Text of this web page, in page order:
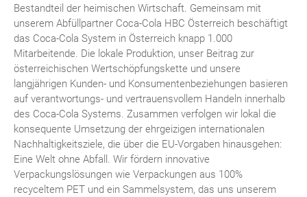
Bestandteil der heimischen Wirtschaft. Gemeinsam mit
unserem Abfüllpartner Coca-Cola HBC Österreich beschäftigt
das Coca-Cola System in Österreich knapp 1.000
Mitarbeitende. Die lokale Produktion, unser Beitrag zur
österreichischen Wertschöpfungskette und unsere
langjährigen Kunden- und Konsumentenbeziehungen basieren
auf verantwortungs- und vertrauensvollem Handeln innerhalb
des Coca-Cola Systems. Zusammen verfolgen wir lokal die
konsequente Umsetzung der ehrgeizigen internationalen
Nachhaltigkeitsziele, die über die EU-Vorgaben hinausgehen:
Eine Welt ohne Abfall. Wir fördern innovative
Verpackungslösungen wie Verpackungen aus 100%
recyceltem PET und ein Sammelsystem, das uns unserem